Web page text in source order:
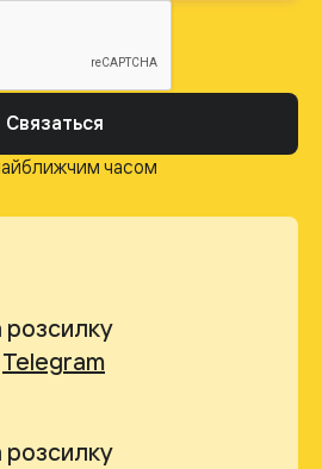
Связаться
часом
розсилку
Telegram
розсилку